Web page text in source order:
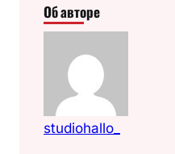
Об авторе
studiohallo_